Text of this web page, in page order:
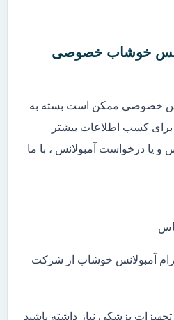
خوشاب خصوصی
خصوصی ممکن است بسته به
کسب اطلاعات بیشتر
و یا درخواست آمبولانس ، با ما
آمبولانس خوشاب از شرکت
پزشکی نیاز داشته باشید